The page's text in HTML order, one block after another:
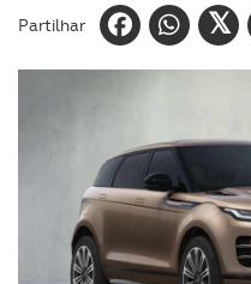
Partilhar